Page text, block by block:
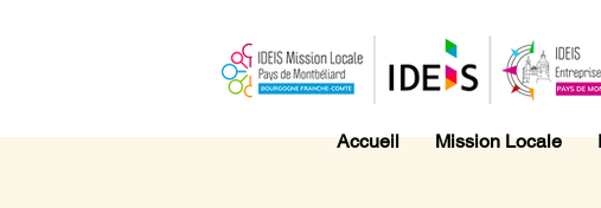
Accueil Mission Locale